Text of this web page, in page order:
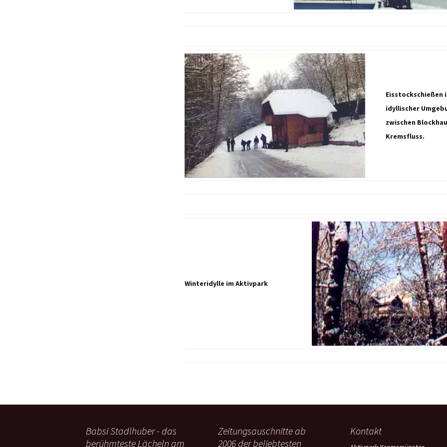
Eisstockschießen
idyllischer
zwischen
Kremsfluss.
Winteridylle im Aktivpark
Babsi Stadlhuber - das
berühmteste Lächeln am
Zeitungsauschnitte ab
2006 der beliebtesten
Kontakt